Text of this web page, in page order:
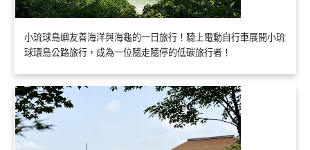
小琉球島嶼友善海洋與海龜的一日旅行！騎上電動自行車展開小琉
球環島公路旅行，成為一位隨走隨停的低碳旅行者！